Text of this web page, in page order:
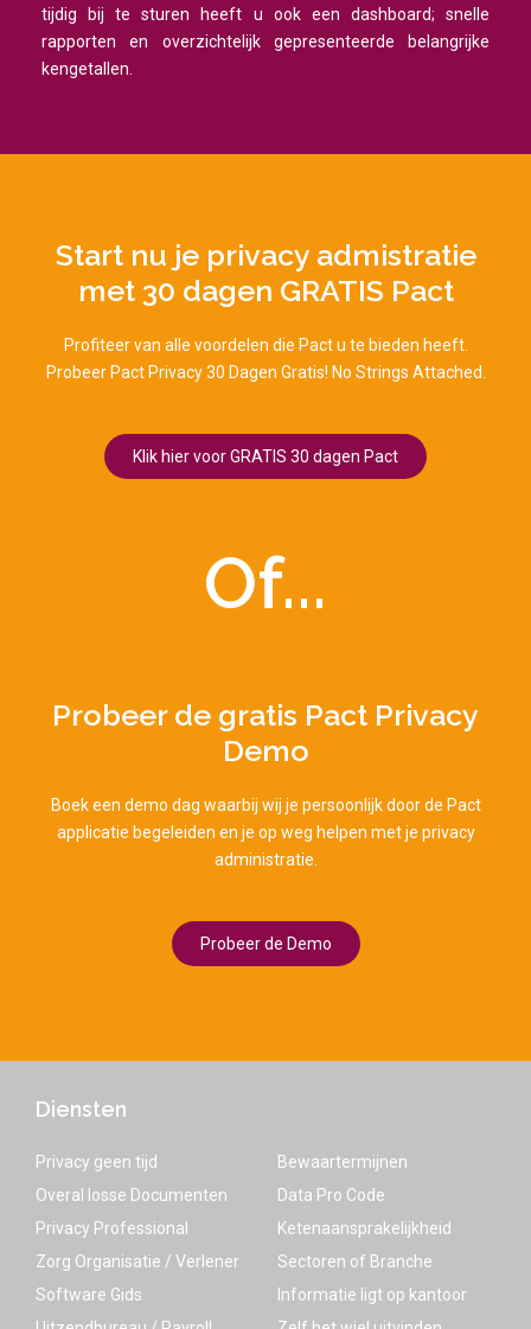
tijdig bij te sturen heeft u ook een dashboard; snelle
rapporten en overzichtelijk gepresenteerde belangrijke
kengetallen.
Start nu je privacy admistratie
met 30 dagen GRATIS Pact
Profiteer van alle voordelen die Pact u te bieden heeft.
Probeer Pact Privacy 30 Dagen Gratis! No Strings Attached.
Klik hier voor GRATIS 30 dagen Pact
Of...
Probeer de gratis Pact Privacy
Demo
Boek een demo dag waarbij wij je persoonlijk door de Pact
applicatie begeleiden en je op weg helpen met je privacy
administratie.
Probeer de Demo
Diensten
Privacy geen tijd
Overal losse Documenten
Privacy Professional
Zorg Organisatie / Verlener
Software Gids
Bewaartermijnen
Data Pro Code
Ketenaansprakelijkheid
Sectoren of Branche
Informatie ligt op kantoor